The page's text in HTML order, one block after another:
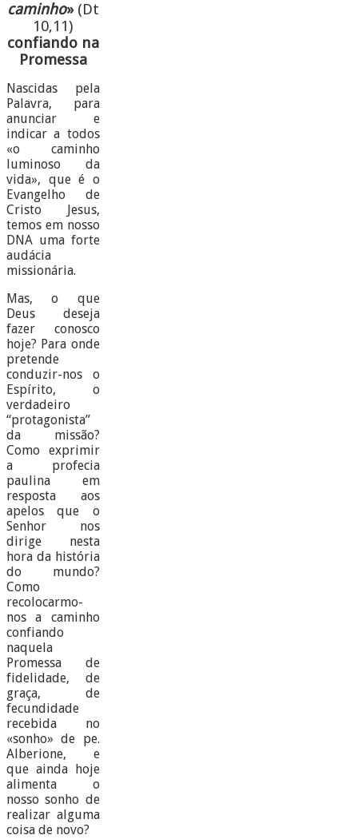
caminho»(Dt
10,11)
confiando na
Promessa
Nascidas pela
Palavra, para
anunciar e
indicar a todos
«o caminho
luminoso da
vida», que é o
Evangelho de
Cristo Jesus,
temos em nosso
DNA uma forte
audácia
missionária.
Mas, o que
Deus deseja
fazer conosco
hoje? Para onde
pretende
conduzir-nos o
Espírito, o
verdadeiro
“protagonista”
da missão?
Como exprimir
a profecia
paulina em
resposta aos
apelos que o
Senhor nos
dirige nesta
hora da história
do mundo?
Como
recolocarmo-
nos a caminho
confiando
naquela
Promessa de
fidelidade, de
graça, de
fecundidade
recebida no
«sonho» de pe.
Alberione, e
que ainda hoje
alimenta o
nosso sonho de
realizar alguma
coisa de novo?